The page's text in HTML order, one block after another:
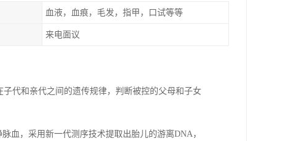
血液，血痕，毛发，指甲，口试等等
来电面议
代和亲代之间的遗传规律，判断被控的父母和子女
血，采用新一代测序技术提取出胎儿的游离DNA，